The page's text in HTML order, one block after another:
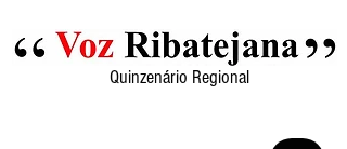
Quinzenário Regional